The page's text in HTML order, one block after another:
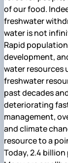
of our food.
freshwater
water is not
Rapid
development,
water resources
freshwater
past decades
deteriorating
management,
and climate
resource to a
Today, 2.4